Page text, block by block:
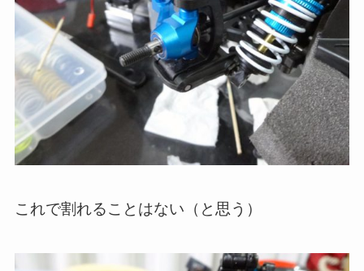
これで割れることはない（と思う）